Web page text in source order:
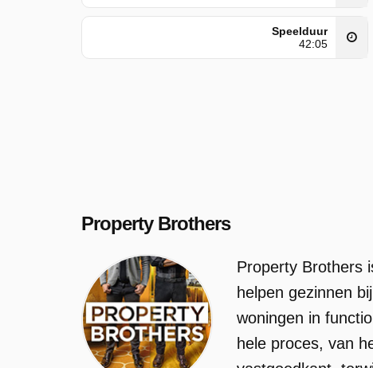
Speelduur
42:05
Property Brothers
Property Brothers
helpen gezinnen
woningen in
hele proces, van